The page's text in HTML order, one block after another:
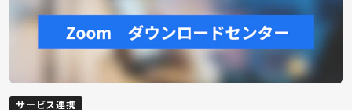
サービス連携